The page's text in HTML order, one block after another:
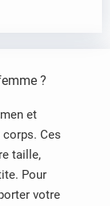
?
et
Ces
taille,
Pour
votre